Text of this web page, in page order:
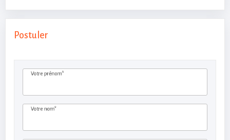
Postuler
Votre prénom*
Votre nom*